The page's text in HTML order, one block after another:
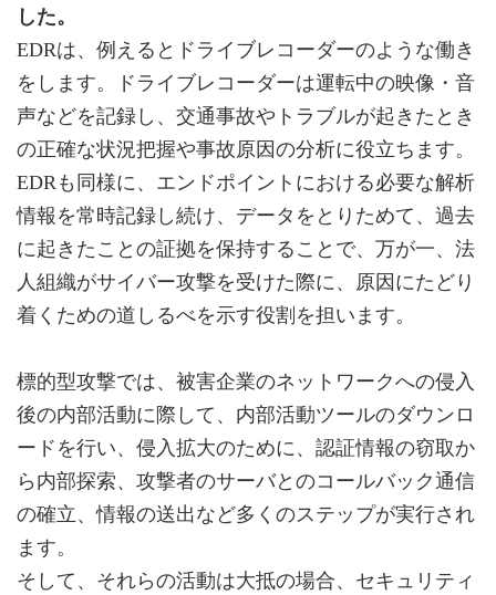
した。
EDRは、例えるとドライブレコーダーのような働き
をします。ドライブレコーダーは運転中の映像・音
声などを記録し、交通事故やトラブルが起きたとき
の正確な状況把握や事故原因の分析に役立ちます。
EDRも同様に、エンドポイントにおける必要な解析
情報を常時記録し続け、データをとりためて、過去
に起きたことの証拠を保持することで、万が一、法
人組織がサイバー攻撃を受けた際に、原因にたどり
着くための道しるべを示す役割を担います。
標的型攻撃では、被害企業のネットワークへの侵入
後の内部活動に際して、内部活動ツールのダウンロ
ードを行い、侵入拡大のために、認証情報の窃取か
ら内部探索、攻撃者のサーバとのコールバック通信
の確立、情報の送出など多くのステップが実行され
ます。
そして、それらの活動は大抵の場合、セキュリティ